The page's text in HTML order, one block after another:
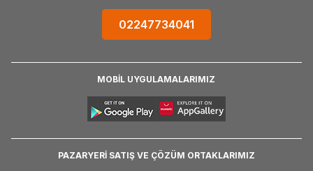
02247734041
MOBİL UYGULAMALARIMIZ
PAZARYERİ SATIŞ VE ÇÖZÜM ORTAKLARIMIZ